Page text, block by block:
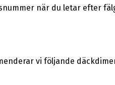
när du letar efter
vi följande